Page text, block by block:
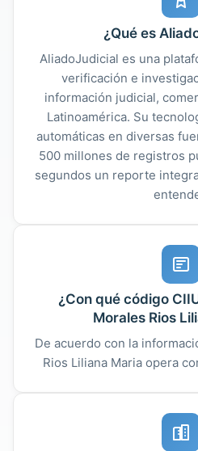
¿Qué es
AliadoJudicial es una
verificación e
información judicial,
Latinoamérica. Su
automáticas en diversas
500 millones de registros
segundos un reporte
¿Con qué código
Morales Rios
De acuerdo con la
Rios Liliana Maria opera